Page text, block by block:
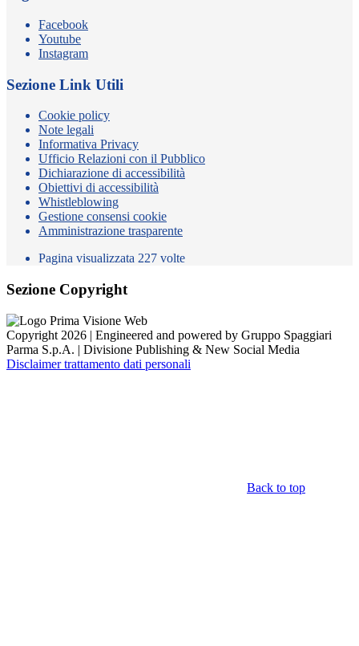
Facebook
Youtube
Instagram
Sezione Link Utili
Cookie policy
Note legali
Informativa Privacy
Ufficio Relazioni con il Pubblico
Dichiarazione di accessibilità
Obiettivi di accessibilità
Whistleblowing
Gestione consensi cookie
Amministrazione trasparente
Pagina visualizzata 227 volte
Sezione Copyright
Copyright 2026 | Engineered and powered by Gruppo Spaggiari
Parma S.p.A. | Divisione Publishing & New Social Media
Disclaimer trattamento dati personali
Back to top